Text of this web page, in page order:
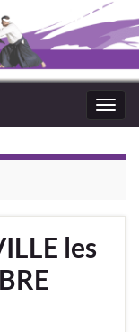
de
les